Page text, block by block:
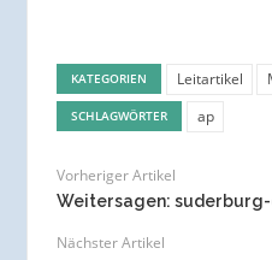
KATEGORIEN Leitartikel
SCHLAGWÖRTER ap
Vorheriger Artikel
Weitersagen:
Nächster Artikel